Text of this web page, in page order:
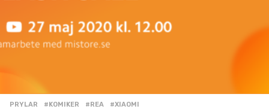
PRYLAR #KOMIKER ,#REA ,#XIAOMI